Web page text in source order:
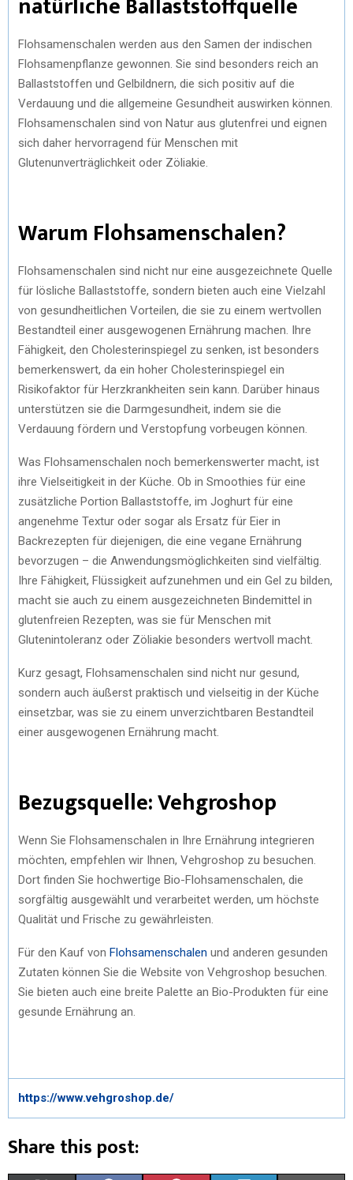
Flohsamenschalen werden aus den Samen der indischen
Flohsamenpflanze gewonnen. Sie sind besonders reich an
Ballaststoffen und Gelbildnern, die sich positiv auf die
Verdauung und die allgemeine Gesundheit auswirken können.
Flohsamenschalen sind von Natur aus glutenfrei und eignen
sich daher hervorragend für Menschen mit
Glutenunverträglichkeit oder Zöliakie.
Warum Flohsamenschalen?
Flohsamenschalen sind nicht nur eine ausgezeichnete Quelle
für lösliche Ballaststoffe, sondern bieten auch eine Vielzahl
von gesundheitlichen Vorteilen, die sie zu einem wertvollen
Bestandteil einer ausgewogenen Ernährung machen. Ihre
Fähigkeit, den Cholesterinspiegel zu senken, ist besonders
bemerkenswert, da ein hoher Cholesterinspiegel ein
Risikofaktor für Herzkrankheiten sein kann. Darüber hinaus
unterstützen sie die Darmgesundheit, indem sie die
Verdauung fördern und Verstopfung vorbeugen können.
Was Flohsamenschalen noch bemerkenswerter macht, ist
ihre Vielseitigkeit in der Küche. Ob in Smoothies für eine
zusätzliche Portion Ballaststoffe, im Joghurt für eine
angenehme Textur oder sogar als Ersatz für Eier in
Backrezepten für diejenigen, die eine vegane Ernährung
bevorzugen – die Anwendungsmöglichkeiten sind vielfältig.
Ihre Fähigkeit, Flüssigkeit aufzunehmen und ein Gel zu bilden,
macht sie auch zu einem ausgezeichneten Bindemittel in
glutenfreien Rezepten, was sie für Menschen mit
Glutenintoleranz oder Zöliakie besonders wertvoll macht.
Kurz gesagt, Flohsamenschalen sind nicht nur gesund,
sondern auch äußerst praktisch und vielseitig in der Küche
einsetzbar, was sie zu einem unverzichtbaren Bestandteil
einer ausgewogenen Ernährung macht.
Bezugsquelle: Vehgroshop
Wenn Sie Flohsamenschalen in Ihre Ernährung integrieren
möchten, empfehlen wir Ihnen, Vehgroshop zu besuchen.
Dort finden Sie hochwertige Bio-Flohsamenschalen, die
sorgfältig ausgewählt und verarbeitet werden, um höchste
Qualität und Frische zu gewährleisten.
Für den Kauf von Flohsamenschalen und anderen gesunden
Zutaten können Sie die Website von Vehgroshop besuchen.
Sie bieten auch eine breite Palette an Bio-Produkten für eine
gesunde Ernährung an.
https://www.vehgroshop.de/
Share this post: